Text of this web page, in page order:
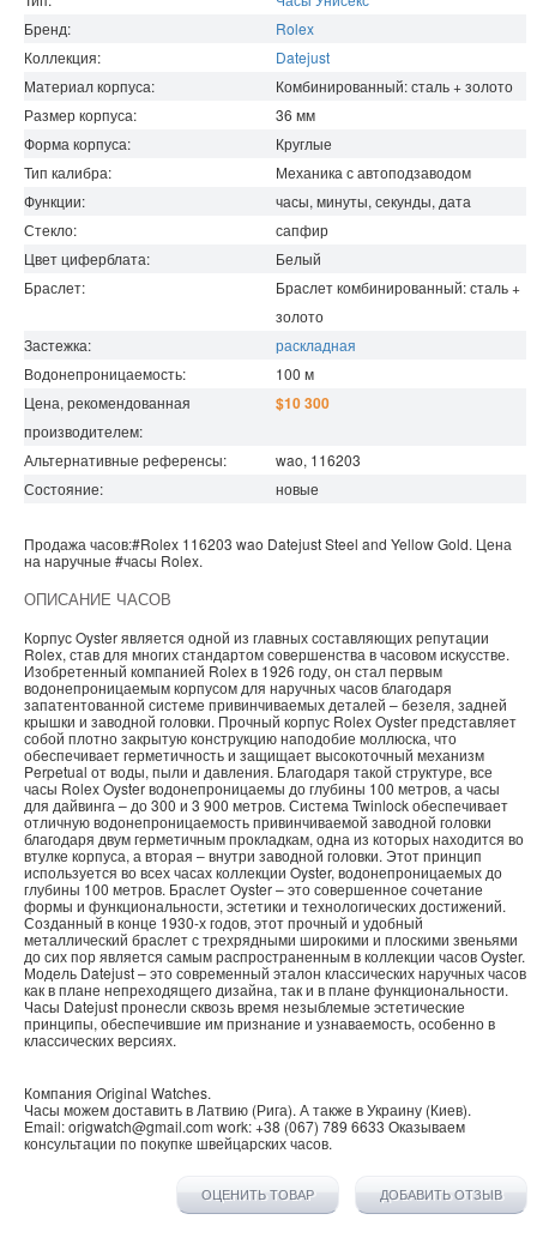
Бренд:
Rolex
Коллекция:
Datejust
Материал корпуса:
Комбинированный: сталь + золото
Размер корпуса:
36 мм
Форма корпуса:
Круглые
Тип калибра:
Механика с автоподзаводом
Функции:
часы, минуты, секунды, дата
Стекло:
сапфир
Цвет циферблата:
Белый
Браслет:
Браслет комбинированный: сталь +
золото
Застежка:
раскладная
Водонепроницаемость: 100 м
Цена, рекомендованная
производителем:
$10 300
Альтернативные референсы:
wao, 116203
Состояние:
новые
Продажа часов:#Rolex 116203 wao DatejustSteel and Yellow Gold. Цена
на наручные #часы Rolex.
ОПИСАНИЕ ЧАСОВ
Корпус Oyster является одной из главных составляющих репутации
Rolex, став для многих стандартом совершенства в часовом искусстве.
Изобретенный компанией Rolex в 1926 году, он стал первым
водонепроницаемым корпусом для наручных часов благодаря
запатентованной системе привинчиваемых деталей – безеля, задней
крышки и заводной головки. Прочный корпус Rolex Oyster представляет
собой плотно закрытую конструкцию наподобие моллюска, что
обеспечивает герметичность и защищает высокоточный механизм
Perpetual от воды, пыли и давления. Благодаря такой структуре, все
часы Rolex Oyster водонепроницаемы до глубины 100 метров, а часы
для дайвинга – до 300 и 3 900 метров. Система Twinlock обеспечивает
отличную водонепроницаемость привинчиваемой заводной головки
благодаря двум герметичным прокладкам, одна из которых находится во
втулке корпуса, а вторая – внутри заводной головки. Этот принцип
используется во всех часах коллекции Oyster, водонепроницаемых до
глубины 100 метров. Браслет Oyster – это совершенное сочетание
формы и функциональности, эстетики и технологических достижений.
Созданный в конце 1930-х годов, этот прочный и удобный
металлический браслет с трехрядными широкими и плоскими звеньями
до сих пор является самым распространенным в коллекции часов Oyster.
Модель Datejust – это современный эталон классических наручных часов
как в плане непреходящего дизайна, так и в плане функциональности.
Часы Datejust пронесли сквозь время незыблемые эстетические
принципы, обеспечившие им признание и узнаваемость, особенно в
классических версиях.
Компания Original Watches.
Часы можем доставить в Латвию (Рига). А также вУкраину (Киев).
Email:origwatch@gmail.com work:+38 (067) 789 6633 Оказываем
консультации по покупке швейцарских часов.
ОЦЕНИТЬ ТОВАР ДОБАВИТЬ ОТЗЫВ